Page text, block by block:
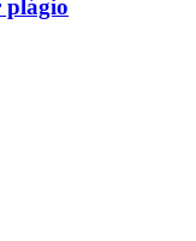
plágio